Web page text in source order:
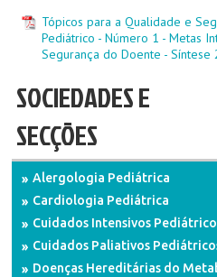
Tópicos para a Qualidade e
Pediátrico - Número 1 - Metas
Segurança do Doente - Síntese
SOCIEDADES E
SECÇÕES
Alergologia Pediátrica
Cardiologia Pediátrica
Cuidados Intensivos
Cuidados Paliativos
Doenças Hereditárias do